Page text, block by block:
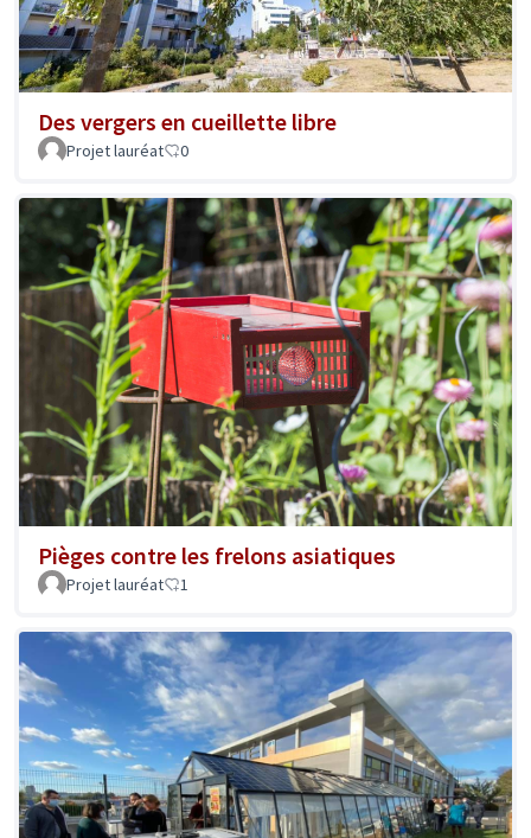
Des vergers en cueillette libre
Projet lauréat 0
Pièges contre les frelons asiatiques
Projet lauréat 1